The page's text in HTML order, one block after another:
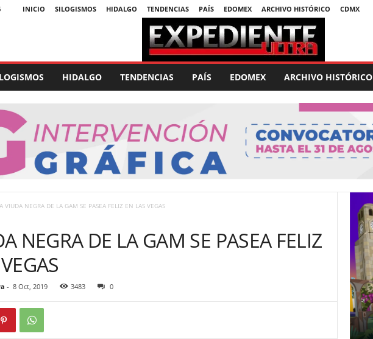
INICIO SILOGISMOS HIDALGO TENDENCIAS PAÍS EDOMEX ARCHIVO HISTÓRICO CDMX
HIDALGO TENDENCIAS PAÍS EDOMEX ARCHIVO HISTÓRICO
VIUDA NEGRA DE LA GAM SE PASEA FELIZ EN LAS VEGAS
NEGRA DE LA GAM SE PASEA FELIZ
- 8 Oct, 2019 3483 0